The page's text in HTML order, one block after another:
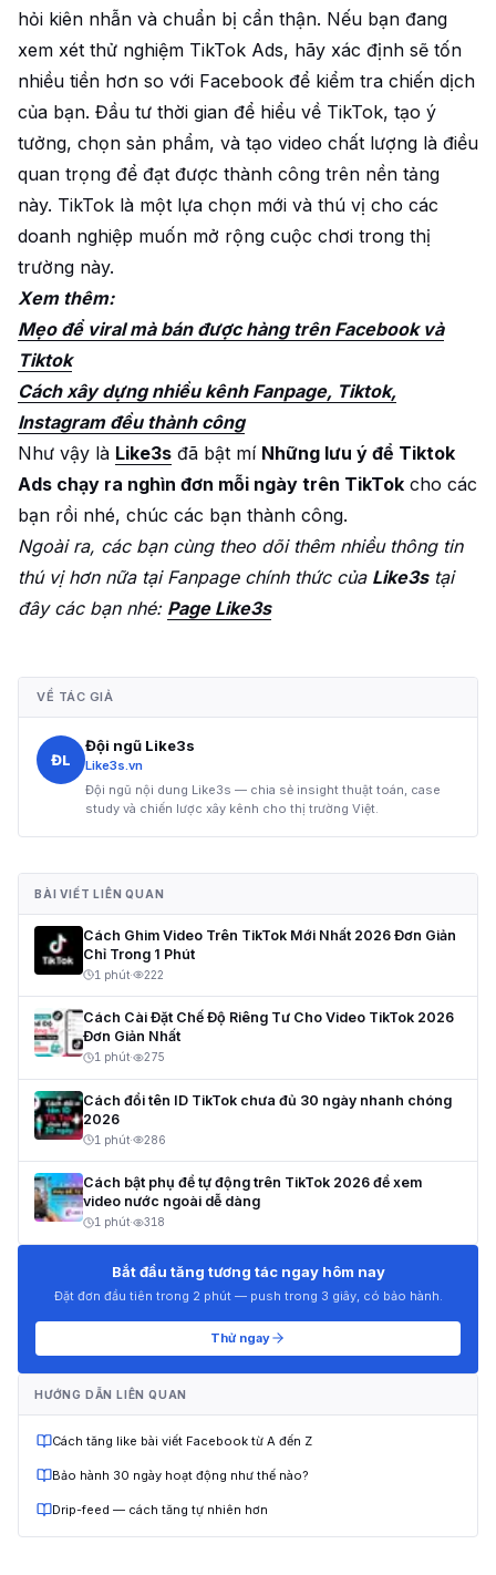
hỏi kiên nhẫn và chuẩn bị cẩn thận. Nếu bạn đang
xem xét thử nghiệm TikTok Ads, hãy xác định sẽ tốn
nhiều tiền hơn so với Facebook để kiểm tra chiến dịch
của bạn. Đầu tư thời gian để hiểu về TikTok, tạo ý
tưởng, chọn sản phẩm, và tạo video chất lượng là điều
quan trọng để đạt được thành công trên nền tảng
này. TikTok là một lựa chọn mới và thú vị cho các
doanh nghiệp muốn mở rộng cuộc chơi trong thị
trường này.
Xem thêm:
Mẹo để viral mà bán được hàng trên Facebook và
Tiktok
Cách xây dựng nhiều kênh Fanpage, Tiktok,
Instagram đều thành công
Như vậy là Like3s đã bật mí Những lưu ý để Tiktok
Ads chạy ra nghìn đơn mỗi ngày trên TikTok cho các
bạn rồi nhé, chúc các bạn thành công.
Ngoài ra, các bạn cùng theo dõi thêm nhiều thông tin
thú vị hơn nữa tại Fanpage chính thức của Like3stại
đây các bạn nhé: Page Like3s
VỀ TÁC GIẢ
ĐL
Đội ngũ Like3s
Like3s.vn
Đội ngũ nội dung Like3s — chia sẻ insight thuật toán, case
study và chiến lược xây kênh cho thị trường Việt.
BÀI VIẾT LIÊN QUAN
Cách Ghim Video Trên TikTok Mới Nhất 2026 Đơn Giản
Chỉ Trong 1 Phút
1 phút· 222
Cách Cài Đặt Chế Độ Riêng Tư Cho Video TikTok 2026
Đơn Giản Nhất
1 phút· 275
Cách đổi tên ID TikTok chưa đủ 30 ngày nhanh chóng
2026
1 phút· 286
Cách bật phụ đề tự động trên TikTok 2026 để xem
video nước ngoài dễ dàng
1 phút· 318
Bắt đầu tăng tương tác ngay hôm nay
Đặt đơn đầu tiên trong 2 phút — push trong 3 giây, có bảo hành.
Thử ngay
HƯỚNG DẪN LIÊN QUAN
Cách tăng like bài viết Facebook từ A đến Z
Bảo hành 30 ngày hoạt động như thế nào?
Drip-feed — cách tăng tự nhiên hơn